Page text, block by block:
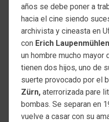
años se debe poner a
hacia el cine siendo
archivista y cineasta en
con Erich
un hombre mucho mayor
tienen dos hijos, uno de
suerte provocado por el
Zürn,aterrorizada pare
bombas. Se separan en
vuelve a casar con su